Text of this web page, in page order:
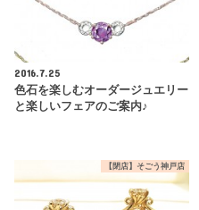
2016.7.25
色石を楽しむオーダージュエリー
と楽しいフェアのご案内♪
【閉店】そごう神戸店